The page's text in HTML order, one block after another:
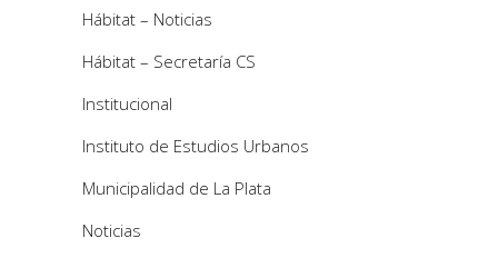
Hábitat – Noticias
Hábitat – Secretaría CS
Institucional
Instituto de Estudios Urbanos
Municipalidad de La Plata
Noticias